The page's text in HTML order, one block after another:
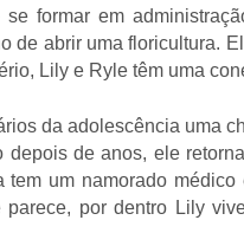
se formar em
de abrir uma floricultura.
Lily e Ryle têm uma
da adolescência uma
depois de anos, ele
tem um namorado
parece, por dentro Lily